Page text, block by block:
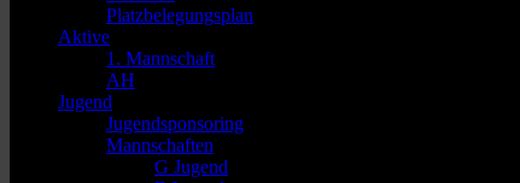
Platzbelegungsplan
Aktive
1. Mannschaft
AH
Jugend
Jugendsponsoring
Mannschaften
G Jugend